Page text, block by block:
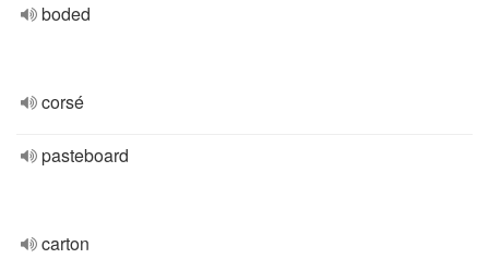
boded
corsé
pasteboard
carton